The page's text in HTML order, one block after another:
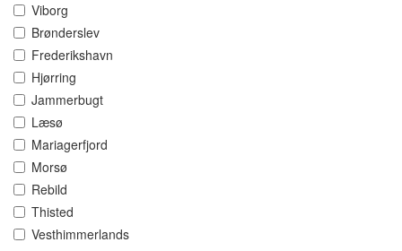
Viborg
Brønderslev
Frederikshavn
Hjørring
Jammerbugt
Læsø
Mariagerfjord
Morsø
Rebild
Thisted
Vesthimmerlands